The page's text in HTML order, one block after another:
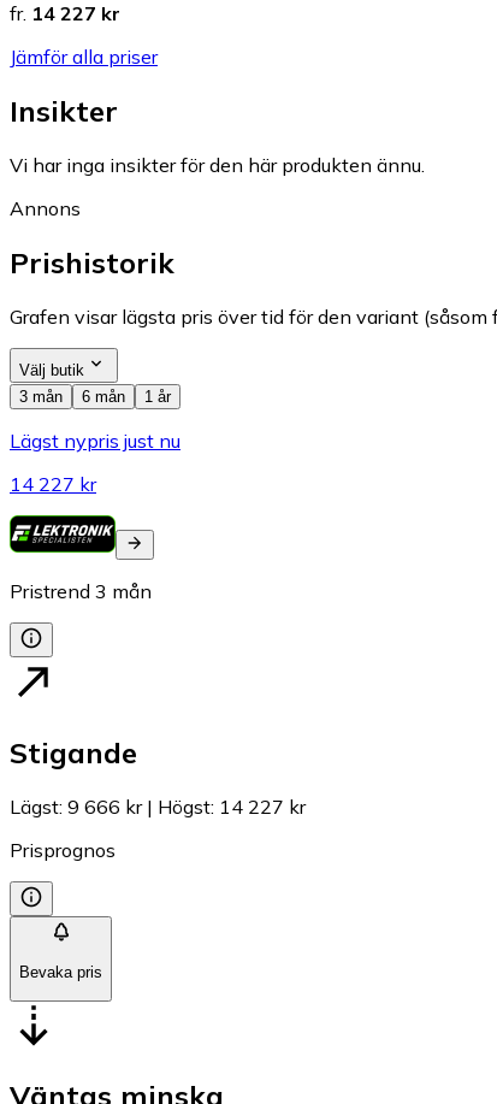
fr. 14 227 kr
Jämför alla priser
Insikter
Vi har inga insikter för den här produkten ännu.
Annons
Prishistorik
Grafen visar lägsta pris över tid för den variant
Välj butik
3 mån
6 mån 1 år
Lägst nypris just nu
14 227 kr
Pristrend 3 mån
Stigande
Lägst: 9 666 kr| Högst: 14 227 kr
Prisprognos
Bevaka pris
Väntas minska